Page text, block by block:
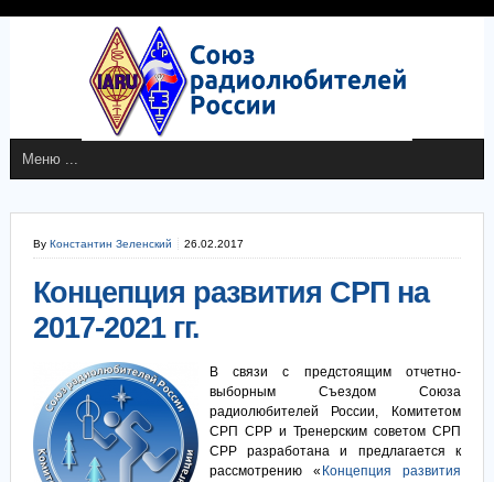
By Константин Зеленский 26.02.2017
Концепция развития СРП на
2017-2021 гг.
В связи с предстоящим отчетно-
выборным Съездом Союза
радиолюбителей России, Комитетом
СРП СРР и Тренерским советом СРП
СРР разработана и предлагается к
рассмотрению « Концепция развития